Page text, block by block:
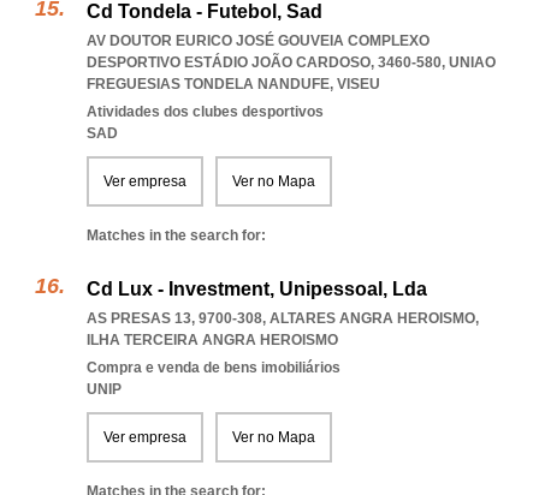
Cd Tondela - Futebol, Sad
AV DOUTOR EURICO JOSÉ GOUVEIA COMPLEXO
DESPORTIVO ESTÁDIO JOÃO CARDOSO, 3460-580, UNIAO
FREGUESIAS TONDELA NANDUFE, VISEU
Atividades dos clubes desportivos
SAD
Ver empresa Ver no Mapa
Matches in the search for:
Cd Lux - Investment, Unipessoal, Lda
AS PRESAS 13, 9700-308, ALTARES ANGRA HEROISMO,
ILHA TERCEIRA ANGRA HEROISMO
Compra e venda de bens imobiliários
UNIP
Ver empresa Ver no Mapa
Matches in the search for: